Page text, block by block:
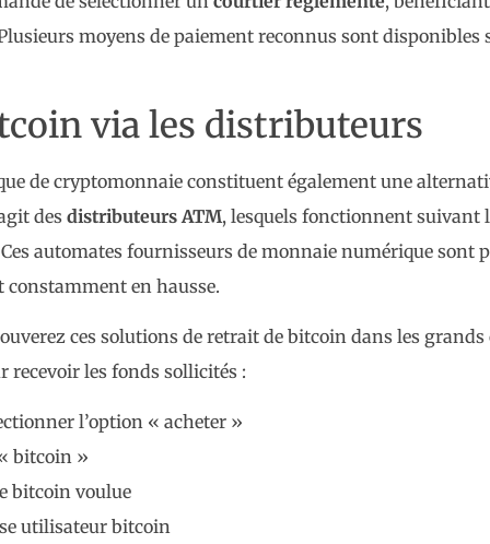
moyens de paiement reconnus sont
via les distributeurs
de cryptomonnaie constituent également une
des distributeurs ATM, lesquels fonctionnent suivant
automates fournisseurs de monnaie numérique sont
en hausse.
ces solutions de retrait de bitcoin dans les
recevoir les fonds sollicités :
l’option « acheter »
bitcoin »
bitcoin voulue
utilisateur bitcoin